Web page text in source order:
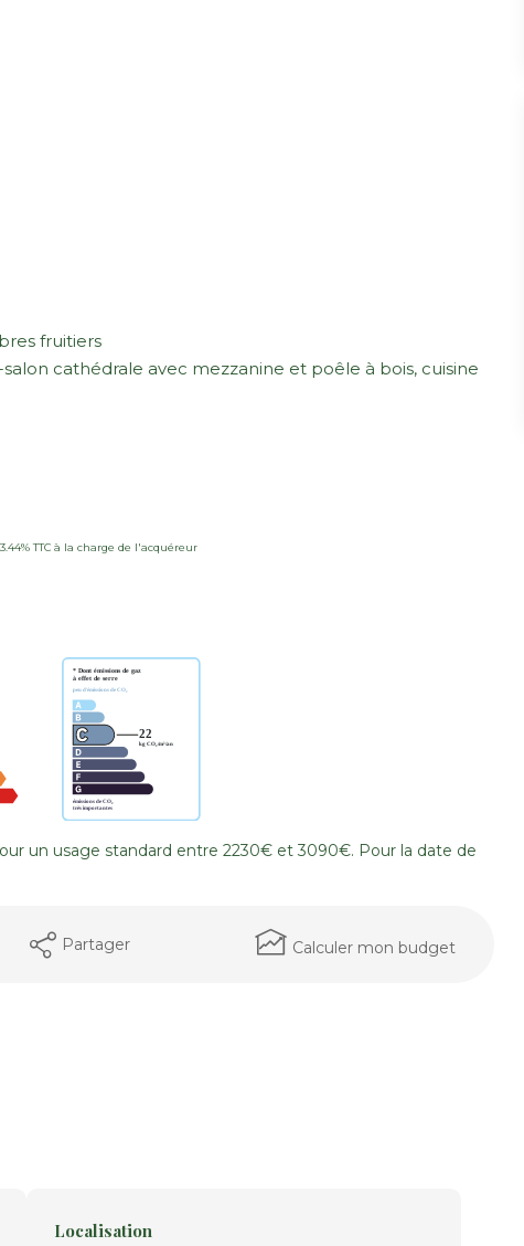
fruitiers
cathédrale avec mezzanine et poêle à bois, cuisine
TTC à la charge de l'acquéreur
un usage standard entre 2230€ et 3090€. Pour la date de
Partager Calculer mon budget
Localisation